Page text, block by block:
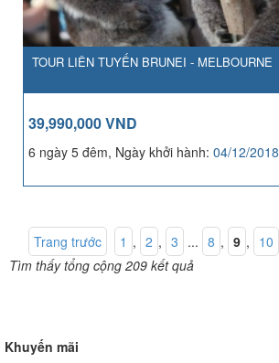
TOUR LIÊN TUYẾN BRUNEI - MELBOURNE
39,990,000 VND
6 ngày 5 đêm, Ngày khởi hành: 04/12/2018
Trang trước 1 , 2 , 3 ... 8 , 9 , 10
Tìm thấy tổng cộng 209 kết quả
Khuyến mãi